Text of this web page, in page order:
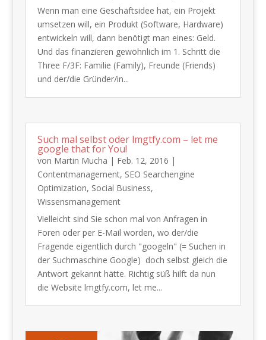
Wenn man eine Geschäftsidee hat, ein Projekt
umsetzen will, ein Produkt (Software, Hardware)
entwickeln will, dann benötigt man eines: Geld.
Und das finanzieren gewöhnlich im 1. Schritt die
Three F/3F: Familie (Family), Freunde (Friends)
und der/die Gründer/in...
Such mal selbst oder lmgtfy.com – let me
google that for You!
von Martin Mucha | Feb. 12, 2016 |
Contentmanagement, SEO Searchengine
Optimization, Social Business,
Wissensmanagement
Vielleicht sind Sie schon mal von Anfragen in
Foren oder per E-Mail worden, wo der/die
Fragende eigentlich durch "googeln" (= Suchen in
der Suchmaschine Google) doch selbst gleich die
Antwort gekannt hätte. Richtig süß hilft da nun
die Website lmgtfy.com, let me...